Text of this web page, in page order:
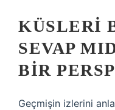
KÜSLERI
SEVAP
BIR
Geçmişin izlerini